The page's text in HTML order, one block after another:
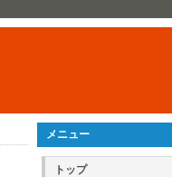
メニュー
トップ